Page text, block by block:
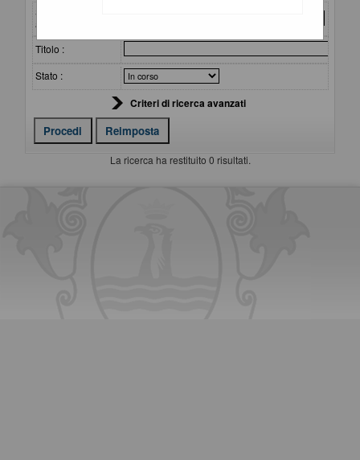
Stazione
appaltante :
Titolo :
Stato :
Criteri di ricerca avanzati
La ricerca ha restituito 0 risultati.